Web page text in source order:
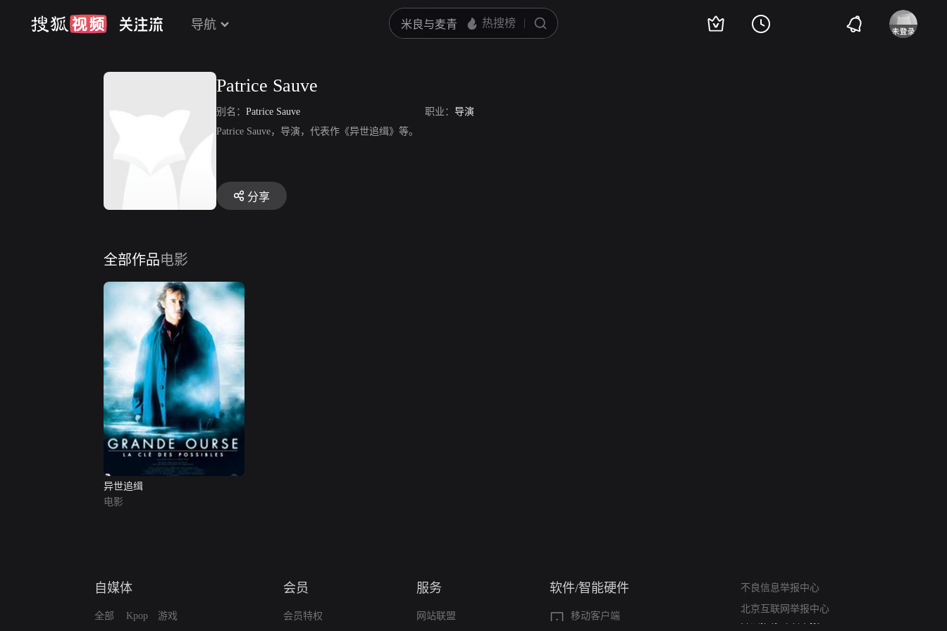
导航
Patrice Sauve
别名： Patrice Sauve 职业： 导演
Patrice Sauve，导演，代表作《异世追缉》等。
分享
全部作品电影
异世追缉
电影
自媒体
全部 Kpop 游戏
会员
会员特权
服务
网站联盟
软件/智能硬件
移动客户端
不良信息举报中心
北京互联网举报中心
算法推荐专项举报